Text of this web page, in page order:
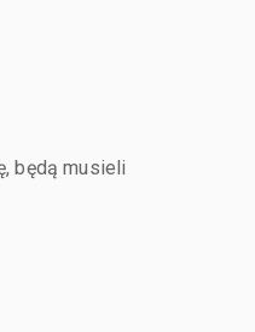
będą musieli